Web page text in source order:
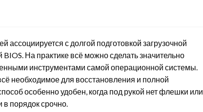
ассоциируется с долгой подготовкой загрузочной
На практике всё можно сделать значительно
инструментами самой операционной системы.
необходимое для восстановления и полной
особенно удобен, когда под рукой нет флешки или
в порядок срочно.